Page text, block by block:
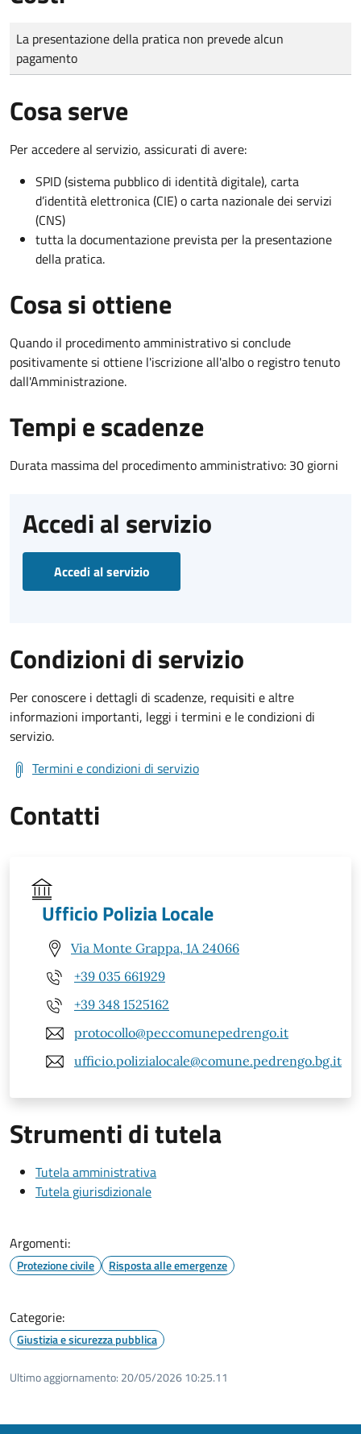
Tipo di pagamento
Importo
La presentazione della pratica non prevede alcun
pagamento
Cosa serve
Per accedere al servizio, assicurati di avere:
SPID (sistema pubblico di identità digitale), carta
d’identità elettronica (CIE) o carta nazionale dei servizi
(CNS)
tutta la documentazione prevista per la presentazione
della pratica.
Cosa si ottiene
Quando il procedimento amministrativo si conclude
positivamente si ottiene l'iscrizione all'albo o registro tenuto
dall'Amministrazione.
Tempi e scadenze
Durata massima del procedimento amministrativo: 30 giorni
Accedi al servizio
Accedi al servizio
Condizioni di servizio
Per conoscere i dettagli di scadenze, requisiti e altre
informazioni importanti, leggi i termini e le condizioni di
servizio.
Termini e condizioni di servizio
Contatti
Ufficio Polizia Locale
Via Monte Grappa, 1A 24066
+39 035 661929
+39 348 1525162
protocollo@peccomunepedrengo.it
ufficio.polizialocale@comune.pedrengo.bg.it
Strumenti di tutela
Tutela amministrativa
Tutela giurisdizionale
Argomenti:
Protezione civile Risposta alle emergenze
Categorie:
Giustizia e sicurezza pubblica
Ultimo aggiornamento: 20/05/2026 10:25.11